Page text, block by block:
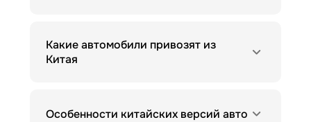
Какие автомобили привозят из
Китая
Особенности китайских версий авто